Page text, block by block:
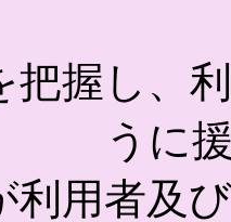
握し、
うに
利用者及